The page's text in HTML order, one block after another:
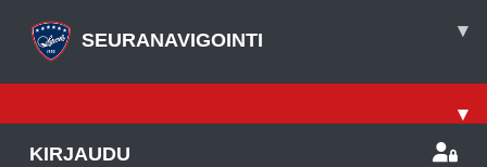
SEURANAVIGOINTI ▾
▾
KIRJAUDU